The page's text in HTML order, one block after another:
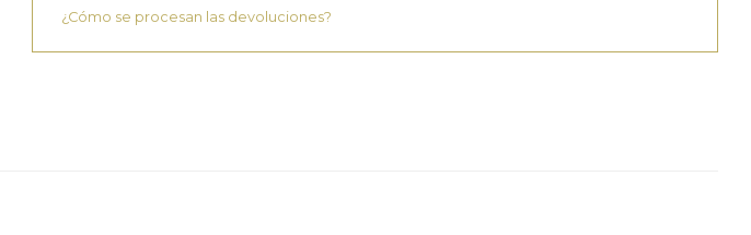
¿Cómo se procesan las devoluciones?